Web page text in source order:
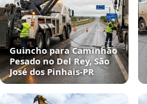
Guincho para Caminhão
Pesado no Del Rey, São
José dos Pinhais‑PR